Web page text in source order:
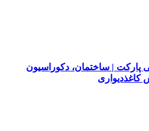
پارکت | ساختمان، دکوراسیون